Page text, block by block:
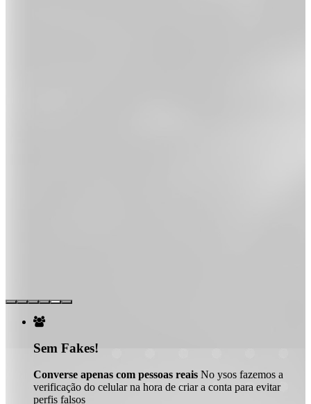

Sem Fakes!
Converse apenas com pessoas reais No ysos fazemos a
verificação do celular na hora de criar a conta para evitar
perfis falsos